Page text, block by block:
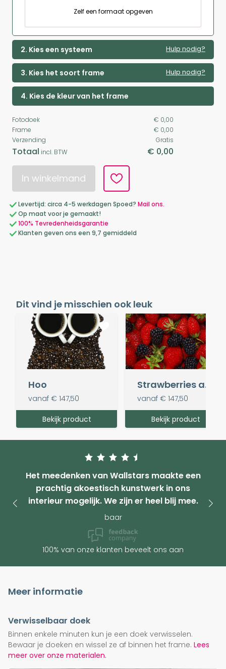
Zelf een formaat opgeven
2. Kies een systeem Hulp nodig?
3. Kies het soort frame Hulp nodig?
4. Kies de kleur van het frame
Fotodoek
€ 0,00
Frame
€ 0,00
Verzending
Gratis
Totaal incl. BTW € 0,00
In winkelmand
Levertijd: circa 4-5 werkdagen Spoed? Mail ons.
Op maat voor je gemaakt!
100% Tevredenheidsgarantie
Klanten geven ons een 9,7 gemiddeld
Dit vind je misschien ook leuk
Hoo
vanaf € 147,50
Bekijk product
Strawberries and Blackberries
vanaf € 147,50
Bekijk product
Het meedenken van Wallstars maakte een
prachtig akoestisch kunstwerk in ons
interieur mogelijk. We zijn er heel blij mee.
baar
100% van onze klanten beveelt ons aan
Meer informatie
Verwisselbaar doek
Binnen enkele minuten kun je een doek verwisselen.
Bewaar je doeken en wissel ze af binnen het frame. Lees
meer over onze materialen.